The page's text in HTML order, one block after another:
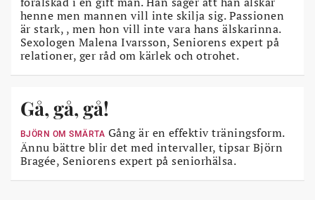
henne men mannen vill inte skilja sig. Passionen
är stark, , men hon vill inte vara hans älskarinna.
Sexologen Malena Ivarsson, Seniorens expert på
relationer, ger råd om kärlek och otrohet.
Gå, gå, gå!
BJÖRN OM SMÄRTA Gång är en effektiv träningsform.
Ännu bättre blir det med intervaller, tipsar Björn
Bragée, Seniorens expert på seniorhälsa.